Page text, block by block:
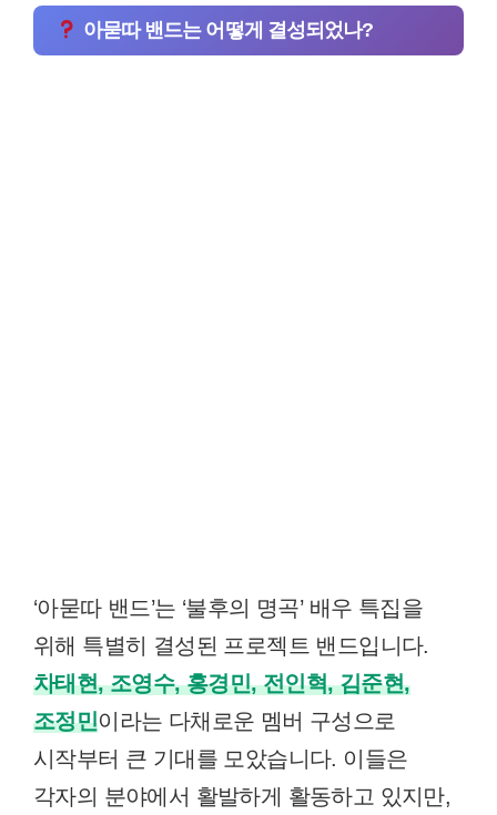
아묻따 밴드는 어떻게 결성되었나?
‘아묻따 밴드’는 ‘불후의 명곡’ 배우 특집을
위해 특별히 결성된 프로젝트 밴드입니다.
차태현, 조영수, 홍경민, 전인혁, 김준현,
조정민이라는 다채로운 멤버 구성으로
시작부터 큰 기대를 모았습니다. 이들은
각자의 분야에서 활발하게 활동하고 있지만,